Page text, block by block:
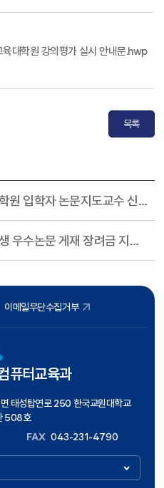
대학원 강의평가 실시 안내문.hwp
목록
24.후기 교육대학원 입학자 논문지도교수 신청 안내
2025년 대학원생 우수논문 게재 장려금 지원 계획 안내
이메일무단수집거부
퓨터교육과
태성탑연로 250 한국교원대학교
508호
FAX 043-231-4790